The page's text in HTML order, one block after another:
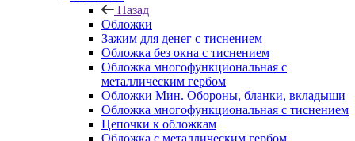
Назад
Обложки
Зажим для денег с тиснением
Обложка без окна с тиснением
Обложка многофункциональная с
металлическим гербом
Обложки Мин. Обороны, бланки, вкладыши
Обложка многофункциональная с тиснением
Цепочки к обложкам
Обложка с металлическим гербом